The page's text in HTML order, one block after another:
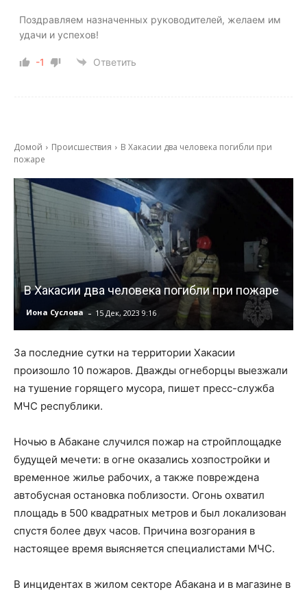
Поздравляем назначенных руководителей, желаем им
удачи и успехов!
-1 Ответить